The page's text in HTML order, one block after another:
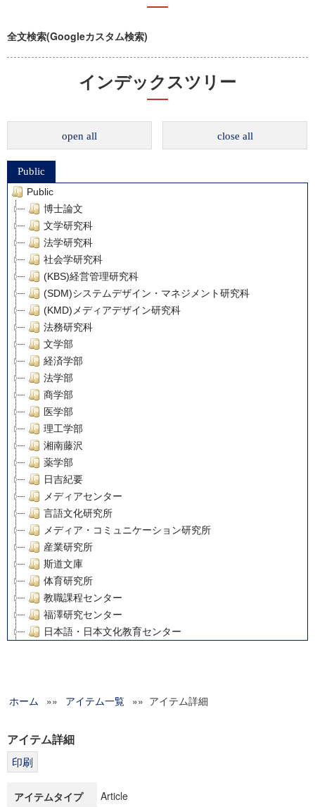
全文検索(Googleカスタム検索)
インデックスツリー
open all close all
Public
Public
博士論文
文学研究科
法学研究科
社会学研究科
(KBS)経営管理研究科
(SDM)システムデザイン・マネジメント研究科
(KMD)メディアデザイン研究科
法務研究科
文学部
経済学部
法学部
商学部
医学部
理工学部
湘南藤沢
薬学部
日吉紀要
メディアセンター
言語文化研究所
メディア・コミュニケーション研究所
産業研究所
斯道文庫
体育研究所
教職課程センター
福澤研究センター
日本語・日本文化教育センター
グローバルリサーチインスティテュート
科学研究費補助金研究成果報告書
博士課程教育リーディングプログラム「超成熟社会発展のサ
ホーム »» アイテム一覧 »» アイテム詳細
アイテム詳細
アイテムタイプ Article